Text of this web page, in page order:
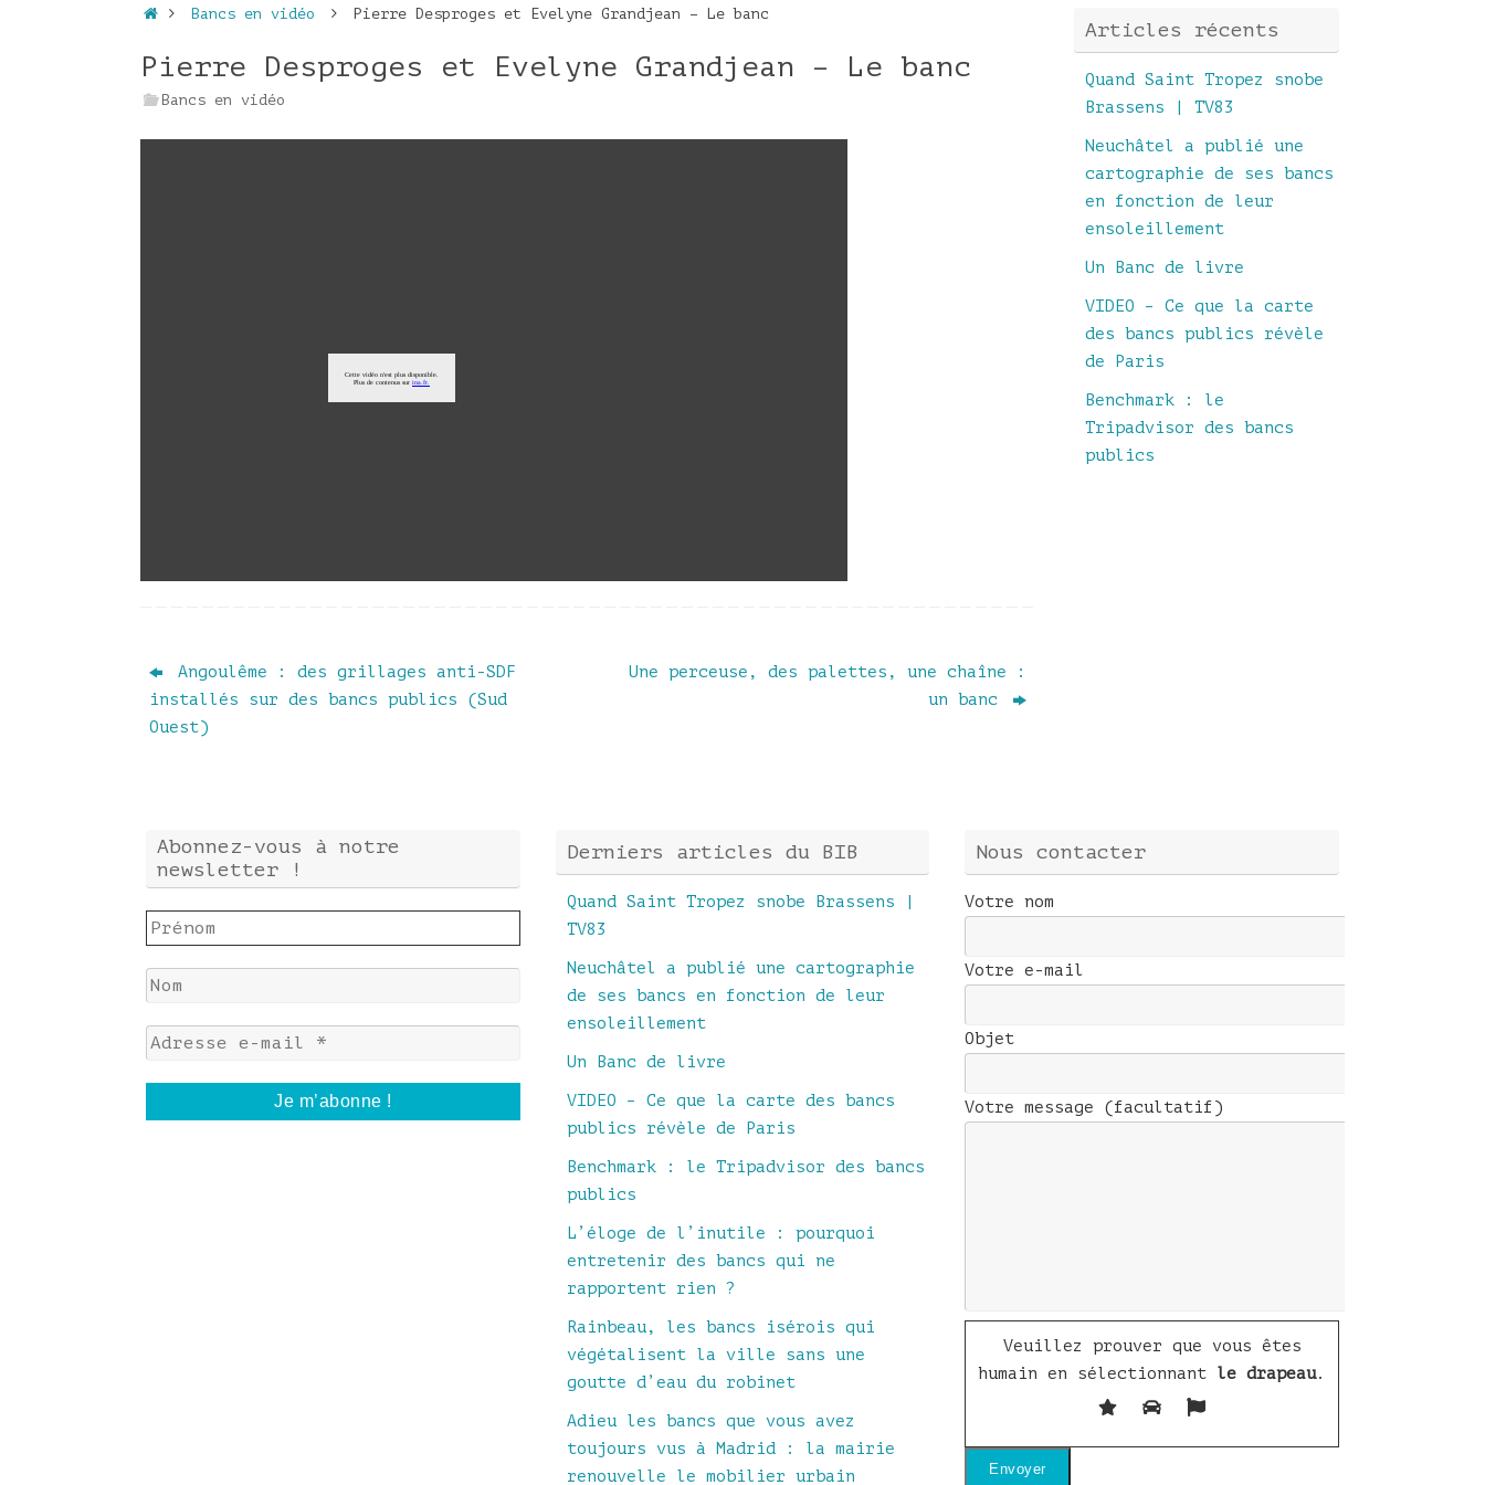
Accueil
Bancs en vidéo Pierre Desproges et Evelyne Grandjean – Le banc
Pierre Desproges et Evelyne Grandjean – Le banc
Bancs en vidéo
Angoulême : des grillages anti-SDF
installés sur des bancs publics (Sud
Ouest)
Une perceuse, des palettes, une chaîne :
un banc
Articles récents
Quand Saint Tropez snobe
Brassens | TV83
Neuchâtel a publié une
cartographie de ses bancs
en fonction de leur
ensoleillement
Un Banc de livre
VIDEO – Ce que la carte
des bancs publics révèle
de Paris
Benchmark : le
Tripadvisor des bancs
publics
Abonnez-vous à notre
newsletter !
Derniers articles du BIB
Quand Saint Tropez snobe Brassens |
TV83
Neuchâtel a publié une cartographie
de ses bancs en fonction de leur
ensoleillement
Un Banc de livre
VIDEO – Ce que la carte des bancs
publics révèle de Paris
Benchmark : le Tripadvisor des bancs
publics
L’éloge de l’inutile : pourquoi
entretenir des bancs qui ne
rapportent rien ?
Rainbeau, les bancs isérois qui
végétalisent la ville sans une
goutte d’eau du robinet
Adieu les bancs que vous avez
toujours vus à Madrid : la mairie
renouvelle le mobilier urbain
Nous contacter
Votre nom
Votre e-mail
Objet
Votre message (facultatif)
Veuillez prouver que vous êtes
humain en sélectionnant le drapeau.